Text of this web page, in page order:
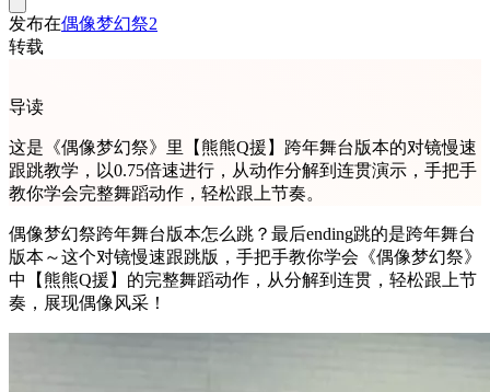
发布在偶像梦幻祭2
转载
导读
这是《偶像梦幻祭》里【熊熊Q援】跨年舞台版本的对镜慢速
跟跳教学，以0.75倍速进行，从动作分解到连贯演示，手把手
教你学会完整舞蹈动作，轻松跟上节奏。
偶像梦幻祭跨年舞台版本怎么跳？最后ending跳的是跨年舞台
版本～这个对镜慢速跟跳版，手把手教你学会《偶像梦幻祭》
中【熊熊Q援】的完整舞蹈动作，从分解到连贯，轻松跟上节
奏，展现偶像风采！